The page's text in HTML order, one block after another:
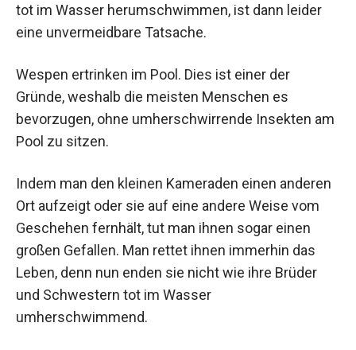
tot im Wasser herumschwimmen, ist dann leider
eine unvermeidbare Tatsache.
Wespen ertrinken im Pool. Dies ist einer der
Gründe, weshalb die meisten Menschen es
bevorzugen, ohne umherschwirrende Insekten am
Pool zu sitzen.
Indem man den kleinen Kameraden einen anderen
Ort aufzeigt oder sie auf eine andere Weise vom
Geschehen fernhält, tut man ihnen sogar einen
großen Gefallen. Man rettet ihnen immerhin das
Leben, denn nun enden sie nicht wie ihre Brüder
und Schwestern tot im Wasser
umherschwimmend.